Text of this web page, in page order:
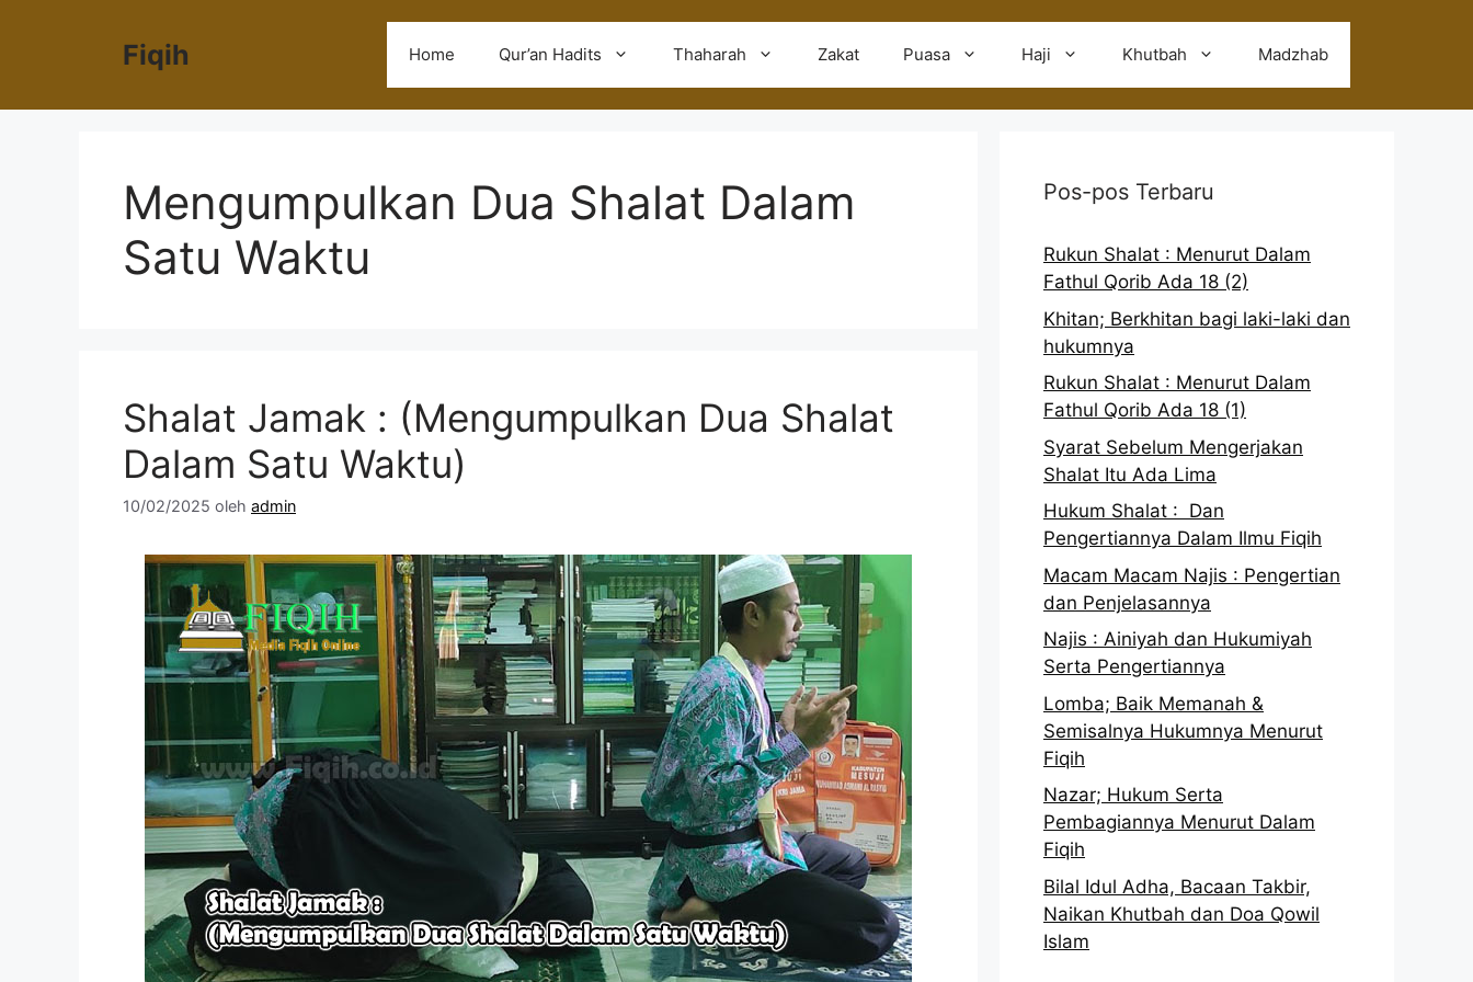
Fiqih Home Qur’an Hadits Thaharah Zakat Puasa Haji Khutbah Madzhab
Mengumpulkan Dua Shalat Dalam
Satu Waktu
Shalat Jamak : (Mengumpulkan Dua Shalat
Dalam Satu Waktu)
10/02/2025 oleh admin
Pos-pos Terbaru
Rukun Shalat : Menurut Dalam
Fathul Qorib Ada 18 (2)
Khitan; Berkhitan bagi laki-laki dan
hukumnya
Rukun Shalat : Menurut Dalam
Fathul Qorib Ada 18 (1)
Syarat Sebelum Mengerjakan
Shalat Itu Ada Lima
Hukum Shalat : Dan
Pengertiannya Dalam Ilmu Fiqih
Macam Macam Najis : Pengertian
dan Penjelasannya
Najis : Ainiyah dan Hukumiyah
Serta Pengertiannya
Lomba; Baik Memanah &
Semisalnya Hukumnya Menurut
Fiqih
Nazar; Hukum Serta
Pembagiannya Menurut Dalam
Fiqih
Bilal Idul Adha, Bacaan Takbir,
Naikan Khutbah dan Doa Qowil
Islam